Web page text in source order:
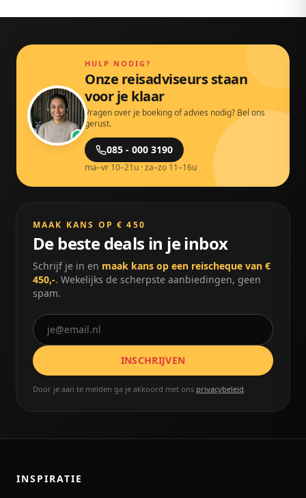
HULP NODIG?
Onze reisadviseurs staan
voor je klaar
Vragen over je boeking of advies nodig? Bel ons
gerust.
085 - 000 3190
ma–vr 10–21u · za–zo 11–16u
MAAK KANS OP € 450
De beste deals in je inbox
Schrijf je in en maak kans op een reischeque van €
450,-. Wekelijks de scherpste aanbiedingen, geen
spam.
INSCHRIJVEN
Door je aan te melden ga je akkoord met ons privacybeleid.
INSPIRATIE